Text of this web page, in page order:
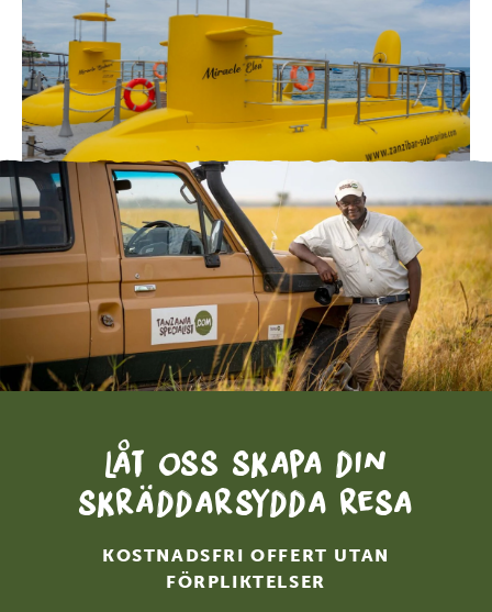
Låt oss skapa din
skräddarsydda resa
KOSTNADSFRI OFFERT UTAN
FÖRPLIKTELSER